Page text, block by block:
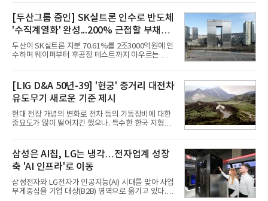
산성을 앞세운 기존 폴드의 소비자층에서 벗어나 디
자인과 휴대성을 강화하면서 폴더블폰의 대중화를 본
격화하고 있다는 분석이 나온다.10일 카운터포인트
리서치에 따르면 갤럭시 Z8 시리즈의 글로벌 사전판
매량은 전작 대비 30% 이상 증가했다. 국내 사전판매
량은 전작 대비 39% 늘었고 유럽에서도 20% 이상
증가했다. 미국에서도 역대 폴드 시리즈 가운데 가장
폼팩터 변화가 영향
[두산그룹 줌인] SK실트론 인수로 반도체
'수직계열화' 완성...200% 근접할 부채비
율 부담
두산이 SK실트론 지분 70.61%를 2조3000억원에 인
수하며 웨이퍼부터 후공정 테스트까지 아우르는 반도
지난해 5742억원의 순손실을 내며 신용등급 하향검
토 대상에 올라 있다. 두산의 연결 기준 부채비율도 인
수금융 1조원을 가정할 경우 200%에 근접한 191%
까지 오를 것으로 신용평가사들은 추산하고 있다.10
일 금융감독원 전자공시와 업계 등에 따르면 ㈜두산
은 지난달 31일 이사회를 열고 SK㈜가 보유한 SK실
트론 지분 70.61%를 인수하는 주식매매계약(SPA)
다. 매각 대상 지분은 SK㈜가
[LIG D&A 50년-39] '현궁' 중거리 대전차
유도무기 새로운 기준 제시
현대 전장 개념의 변화로 전차 등의 기동장비에 대한
중요도가 많이 떨어지긴 했으나. 특수한 한국 지형을
로 평가되고 있다. 그러나 우리 군이 운용 중인 대전차
무기는 관통력과 유효사거리 모두 만족스럽지 못해
적 전차 파괴에 효과적이지 못했다. 특히 노후화된 대
전차 무기에 대한 군수지원이 미흡해 전력 발휘가 어
려웠다.따라서 부족한 사거리의 한계를 극복하고 아
군의 생존성을 극대화할 수 있는 대전차 유도무기 개
발이 절실했다.2007년부터 국방과학연구소(ADD) 주
삼성은 AI칩, LG는 냉각…전자업계 성장
축 'AI 인프라'로 이동
삼성전자와 LG전자가 인공지능(AI) 시대를 맞아 사업
무게중심을 기업 대상(B2B) 영역으로 옮기고 있다.